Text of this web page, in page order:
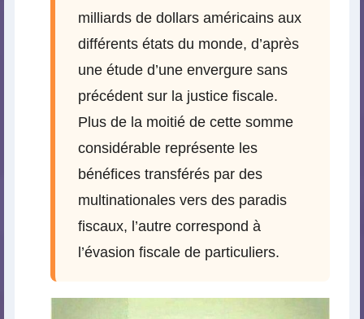
milliards de dollars américains aux
différents états du monde, d’après
une étude d’une envergure sans
précédent sur la justice fiscale.
Plus de la moitié de cette somme
considérable représente les
bénéfices transférés par des
multinationales vers des paradis
fiscaux, l’autre correspond à
l’évasion fiscale de particuliers.